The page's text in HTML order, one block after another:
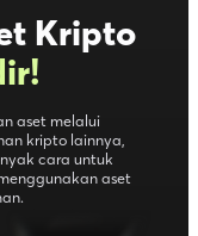
Kripto
!
aset melalui
kripto lainnya,
cara untuk
aset